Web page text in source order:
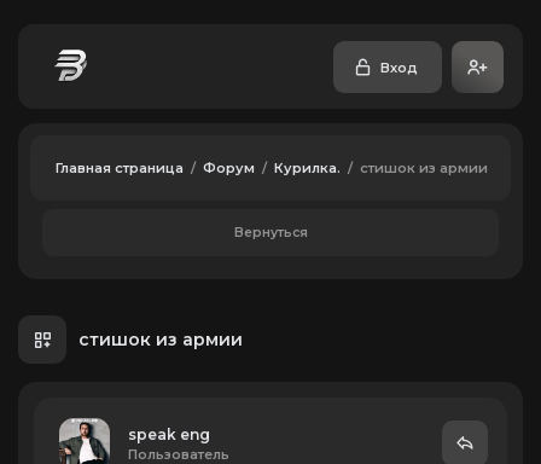
Вход
Главная страница / Форум / Курилка. / стишок из армии
Вернуться
стишок из армии
speak eng
Пользователь